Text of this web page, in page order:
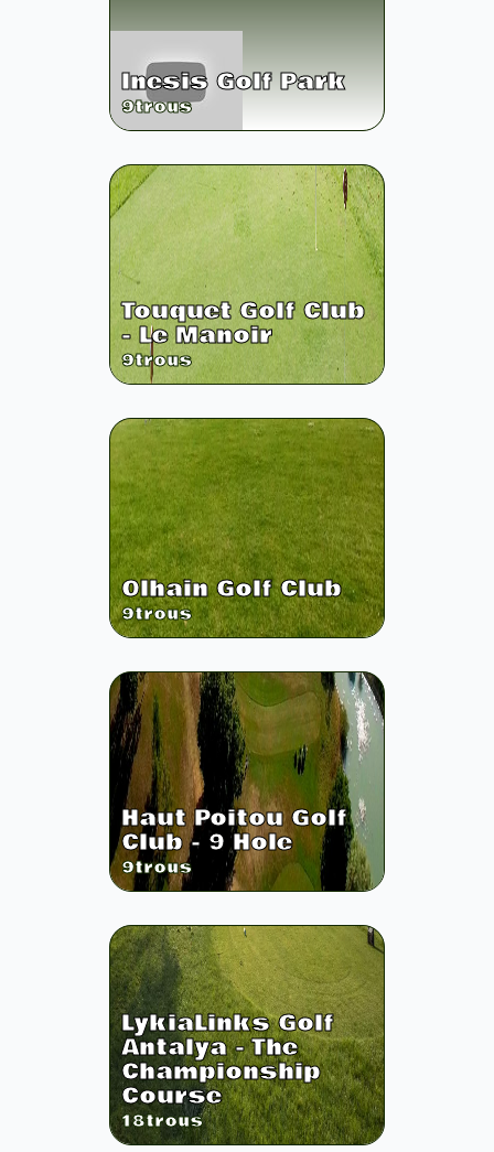
Inesis Golf Park
9trous
Touquet Golf Club
- Le Manoir
9trous
Olhain Golf Club
9trous
Haut Poitou Golf
Club - 9 Hole
9trous
LykiaLinks Golf
Antalya - The
Championship
Course
18trous